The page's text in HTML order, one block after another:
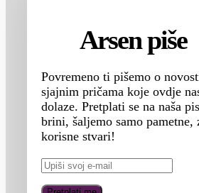
Arsen piše
Povremeno ti pišemo o
sjajnim pričama koje ovdje
dolaze. Pretplati se na naša
brini, šaljemo samo pametne,
korisne stvari!